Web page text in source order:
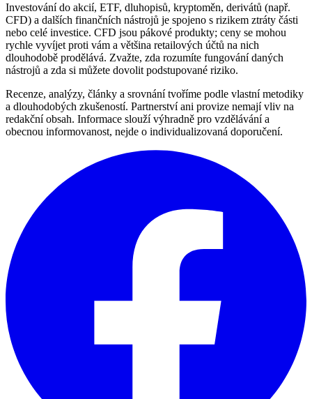
Investování do akcií, ETF, dluhopisů, kryptoměn, derivátů (např.
CFD) a dalších finančních nástrojů je spojeno s rizikem ztráty části
nebo celé investice. CFD jsou pákové produkty; ceny se mohou
rychle vyvíjet proti vám a většina retailových účtů na nich
dlouhodobě prodělává. Zvažte, zda rozumíte fungování daných
nástrojů a zda si můžete dovolit podstupované riziko.
Recenze, analýzy, články a srovnání tvoříme podle vlastní metodiky
a dlouhodobých zkušeností. Partnerství ani provize nemají vliv na
redakční obsah. Informace slouží výhradně pro vzdělávání a
obecnou informovanost, nejde o individualizovaná doporučení.